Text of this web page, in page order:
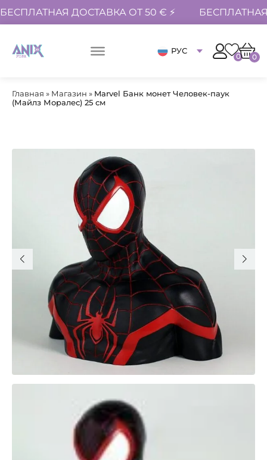
БЕСПЛАТНАЯ ДОСТАВКА ОТ 50 € ⚡
РУС
0 0
Главная » Магазин » Marvel Банк монет Человек-паук
(Майлз Моралес) 25 см